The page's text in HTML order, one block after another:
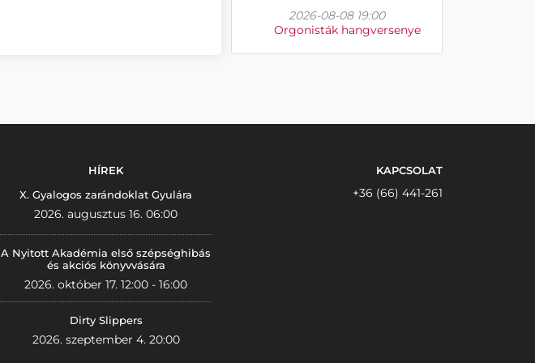
2026-08-08 19:00
Orgonisták hangversenye
HÍREK
X. Gyalogos zarándoklat Gyulára
2026. augusztus 16. 06:00
A Nyitott Akadémia első szépséghibás
és akciós könyvvására
2026. október 17. 12:00 - 16:00
Dirty Slippers
2026. szeptember 4. 20:00
KAPCSOLAT
+36 (66) 441-261